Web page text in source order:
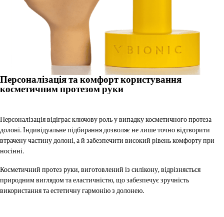
Персоналізація та комфорт користування
косметичним протезом руки
Персоналізація відіграє ключову роль у випадку косметичного протеза
долоні. Індивідуальне підбирання дозволяє не лише точно відтворити
втрачену частину долоні, а й забезпечити високий рівень комфорту при
носінні.
Косметичний протез руки, виготовлений із силікону, відрізняється
природним виглядом та еластичністю, що забезпечує зручність
використання та естетичну гармонію з долонею.